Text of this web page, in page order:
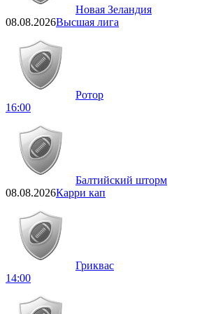
Новая Зеландия
08.08.2026Высшая лига
Ротор
16:00
Балтийский шторм
08.08.2026Карри кап
Гриквас
14:00